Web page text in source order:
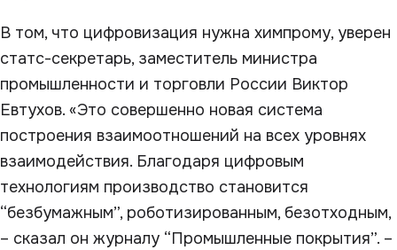
В том, что цифровизация нужна химпрому, уверен
статс-секретарь, заместитель министра
промышленности и торговли России Виктор
Евтухов. «Это совершенно новая система
построения взаимоотношений на всех уровнях
взаимодействия. Благодаря цифровым
технологиям производство становится
“безбумажным”, роботизированным, безотходным,
– сказал он журналу “Промышленные покрытия”. –